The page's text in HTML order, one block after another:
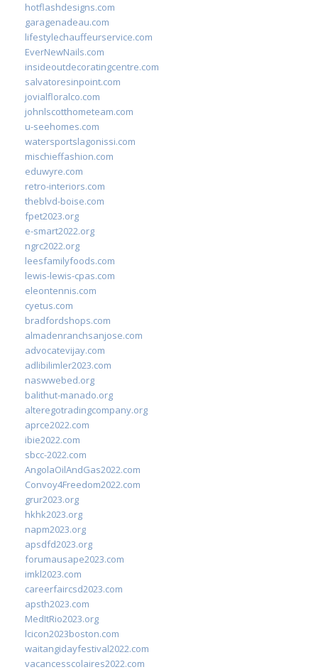
hotflashdesigns.com
garagenadeau.com
lifestylechauffeurservice.com
EverNewNails.com
insideoutdecoratingcentre.com
salvatoresinpoint.com
jovialfloralco.com
johnlscotthometeam.com
u-seehomes.com
watersportslagonissi.com
mischieffashion.com
eduwyre.com
retro-interiors.com
theblvd-boise.com
fpet2023.org
e-smart2022.org
ngrc2022.org
leesfamilyfoods.com
lewis-lewis-cpas.com
eleontennis.com
cyetus.com
bradfordshops.com
almadenranchsanjose.com
advocatevijay.com
adlibilimler2023.com
naswwebed.org
balithut-manado.org
alteregotradingcompany.org
aprce2022.com
ibie2022.com
sbcc-2022.com
AngolaOilAndGas2022.com
Convoy4Freedom2022.com
grur2023.org
hkhk2023.org
napm2023.org
apsdfd2023.org
forumausape2023.com
imkl2023.com
careerfaircsd2023.com
apsth2023.com
MedItRio2023.org
lcicon2023boston.com
waitangidayfestival2022.com
vacancesscolaires2022.com